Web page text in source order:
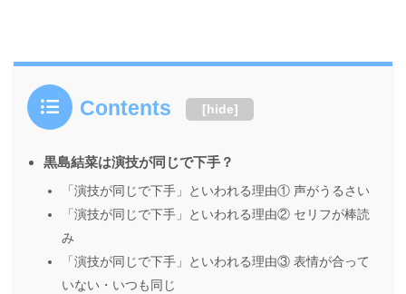
Contents [hide]
黒島結菜は演技が同じで下手？
「演技が同じで下手」といわれる理由① 声がうるさい
「演技が同じで下手」といわれる理由② セリフが棒読
み
「演技が同じで下手」といわれる理由③ 表情が合って
いない・いつも同じ